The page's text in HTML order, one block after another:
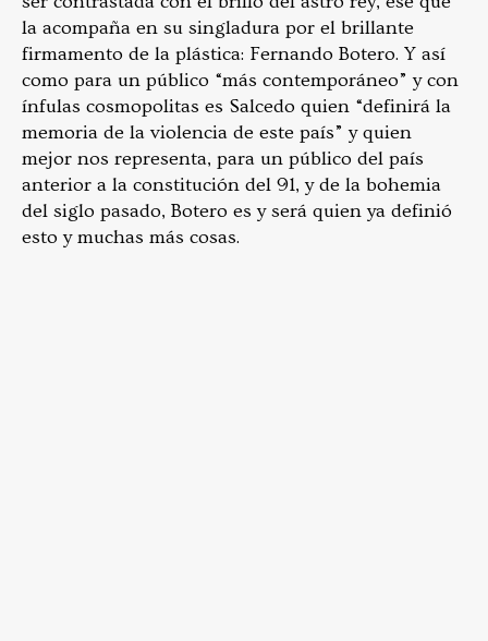
la acompaña en su singladura por el brillante
firmamento de la plástica: Fernando Botero. Y así
como para un público “más contemporáneo” y con
ínfulas cosmopolitas es Salcedo quien “definirá la
memoria de la violencia de este país” y quien
mejor nos representa, para un público del país
anterior a la constitución del 91, y de la bohemia
del siglo pasado, Botero es y será quien ya definió
esto y muchas más cosas.